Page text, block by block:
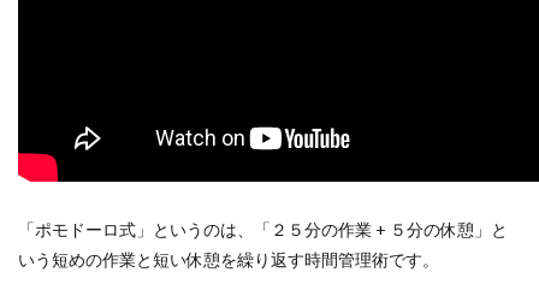
「ポモドーロ式」というのは、「２５分の作業 + ５分の休憩」と
いう短めの作業と短い休憩を繰り返す時間管理術です。